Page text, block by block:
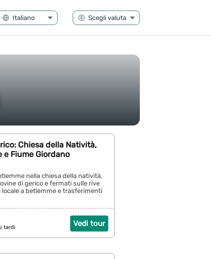
Chiesa della Natività,
e Fiume Giordano
nella chiesa della natività,
di gerico e fermati sulle rive
locale a betlemme e trasferimenti
Vedi tour
tardi